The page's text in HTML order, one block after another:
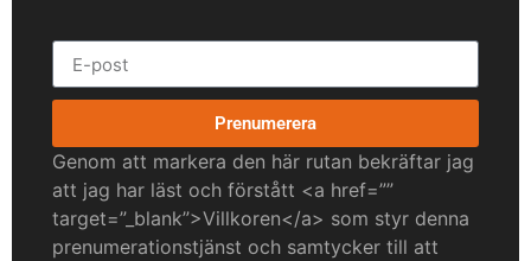
Prenumerera
Genom att markera den här rutan bekräftar jag
att jag har läst och förstått <a href=””
target=”_blank”>Villkoren</a> som styr denna
prenumerationstjänst och samtycker till att